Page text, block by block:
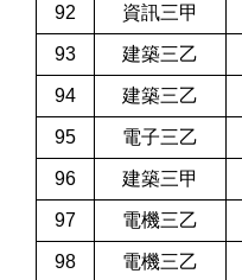
92 資訊三甲
93 建築三乙
94 建築三乙
95 電子三乙
96 建築三甲
97 電機三乙
98 電機三乙